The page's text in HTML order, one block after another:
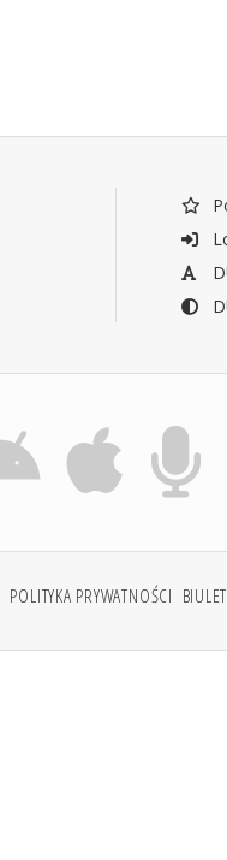
POLITYKA PRYWATNOŚCI